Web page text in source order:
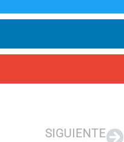
SIGUIENTE